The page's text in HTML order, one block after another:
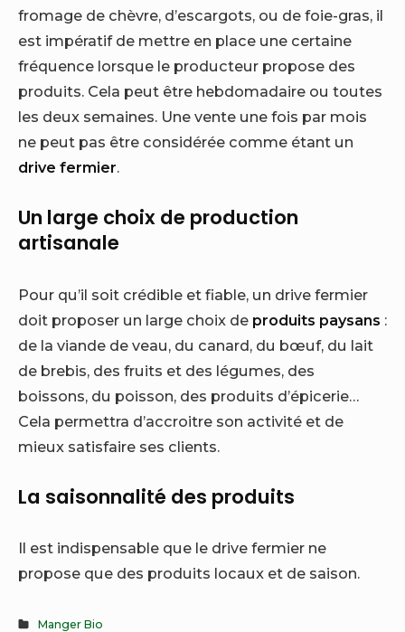
fromage de chèvre, d’escargots, ou de foie-gras, il
est impératif de mettre en place une certaine
fréquence lorsque le producteur propose des
produits. Cela peut être hebdomadaire ou toutes
les deux semaines. Une vente une fois par mois
ne peut pas être considérée comme étant un
drive fermier.
Un large choix de production
artisanale
Pour qu’il soit crédible et fiable, un drive fermier
doit proposer un large choix de produits paysans :
de la viande de veau, du canard, du bœuf, du lait
de brebis, des fruits et des légumes, des
boissons, du poisson, des produits d’épicerie…
Cela permettra d’accroitre son activité et de
mieux satisfaire ses clients.
La saisonnalité des produits
Il est indispensable que le drive fermier ne
propose que des produits locaux et de saison.
Manger Bio